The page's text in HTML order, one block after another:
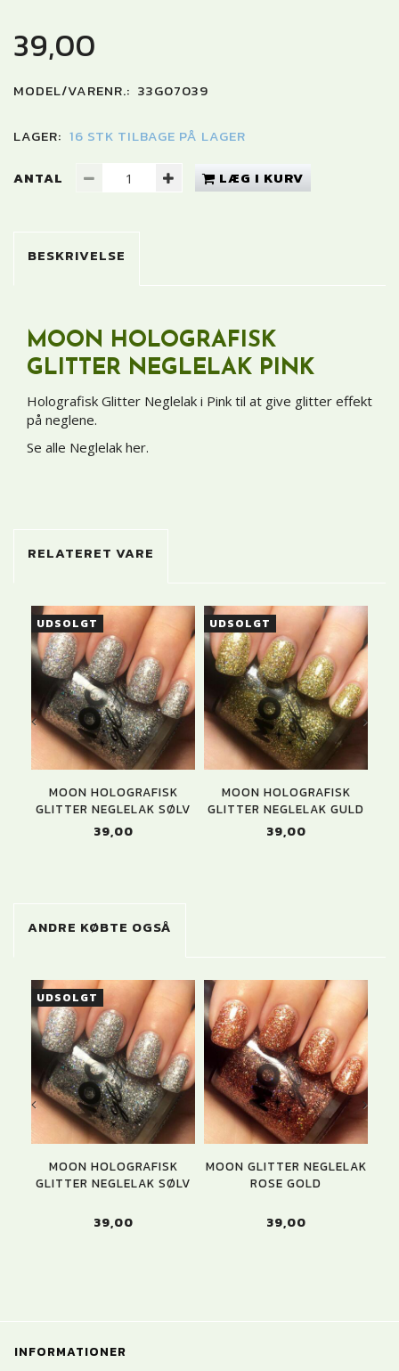
39,00
MODEL/VARENR.: 33G07039
LAGER: 16 STK TILBAGE PÅ LAGER
ANTAL LÆG I KURV
BESKRIVELSE
MOON HOLOGRAFISK
GLITTER NEGLELAK PINK
Holografisk Glitter Neglelak i Pink til at give glitter effekt
på neglene.
Se alle Neglelak her.
RELATERET VARE
UDSOLGT
MOON HOLOGRAFISK
GLITTER NEGLELAK SØLV
39,00
UDSOLGT
MOON HOLOGRAFISK
GLITTER NEGLELAK GULD
39,00
ANDRE KØBTE OGSÅ
UDSOLGT
MOON HOLOGRAFISK
GLITTER NEGLELAK SØLV
39,00
MOON GLITTER NEGLELAK
ROSE GOLD
39,00
INFORMATIONER